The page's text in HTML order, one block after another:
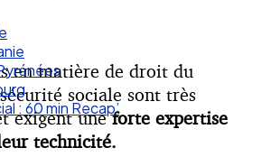
: 60 min Recap’
en matière de droit du
sociale sont très
exigent uneforte expertise
technicité.